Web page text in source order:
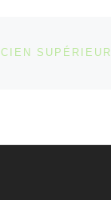
SUPÉRIEUR